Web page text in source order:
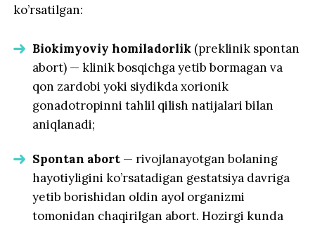
ko’rsatilgan:
Biokimyoviy homiladorlik (preklinik spontan
abort) — klinik bosqichga yetib bormagan va
qon zardobi yoki siydikda xorionik
gonadotropinni tahlil qilish natijalari bilan
aniqlanadi;
Spontan abort — rivojlanayotgan bolaning
hayotiyligini ko’rsatadigan gestatsiya davriga
yetib borishidan oldin ayol organizmi
tomonidan chaqirilgan abort. Hozirgi kunda